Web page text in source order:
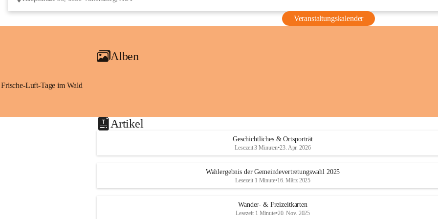
Veranstaltungskalender
Alben
Frische-Luft-Tage im Wald
Artikel
Geschichtliches & Ortsporträt
Lesezeit 3 Minuten•23. Apr. 2026
Wahlergebnis der Gemeindevertretungswahl 2025
Lesezeit 1 Minute•16. März 2025
Wander- & Freizeitkarten
Lesezeit 1 Minute•20. Nov. 2025